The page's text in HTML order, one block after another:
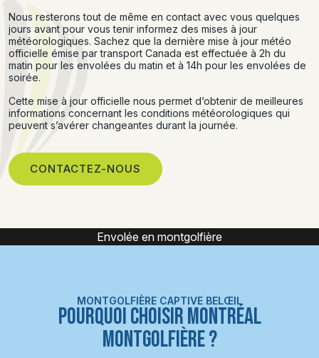
Nous resterons tout de même en contact avec vous quelques
jours avant pour vous tenir informez des mises à jour
météorologiques. Sachez que la dernière mise à jour météo
officielle émise par transport Canada est effectuée à 2h du
matin pour les envolées du matin et à 14h pour les envolées de
soirée.
Cette mise à jour officielle nous permet d’obtenir de meilleures
informations concernant les conditions météorologiques qui
peuvent s’avérer changeantes durant la journée.
CONTACTEZ-NOUS
Expérience montgolfière
MONTGOLFIÈRE CAPTIVE BELŒIL
POURQUOI CHOISIR MONTRÉAL
MONTGOLFIÈRE ?